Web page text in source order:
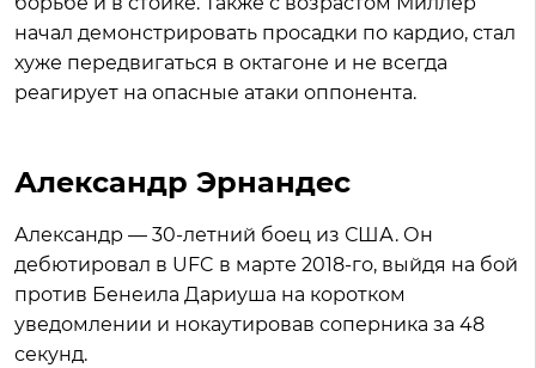
начал демонстрировать просадки по кардио, стал
хуже передвигаться в октагоне и не всегда
реагирует на опасные атаки оппонента.
Александр Эрнандес
Александр — 30-летний боец из США. Он
дебютировал в UFC в марте 2018-го, выйдя на бой
против Бенеила Дариуша на коротком
уведомлении и нокаутировав соперника за 48
секунд.